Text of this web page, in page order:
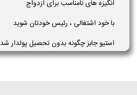
انگیزه های نامناسب برای ازدواج
با خود اشتغالی ، رئیس خودتان شوید
استیو جابز چگونه بدون تحصیل پولدار شد